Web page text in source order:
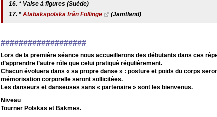
* Valse à figures (Suède)
* Åtabakspolska från Föllinge (Jämtland)
###################
Lors de la première séance nous accueillerons des débutants dans ces
d’apprendre l’autre rôle que celui pratiqué régulièrement.
Chacun évoluera dans « sa propre danse » : posture et poids du corps
mémorisation corporelle seront sollicitées.
Les danseurs et danseuses sans « partenaire » sont les bienvenus.
Niveau
Tourner Polskas et Bakmes.